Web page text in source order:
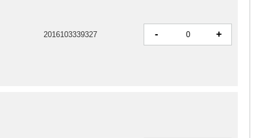
2016103339327 - +